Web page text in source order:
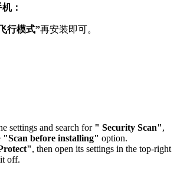
：
行模式”再安装即可。
settings and search for " Security Scan",
"Scan before installing" option.
, then open its settings in the top-right
off.